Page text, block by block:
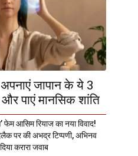
अपनाएं जापान के ये 3
पाएं मानसिक शांति
फेम आसिम रियाज का नया विवाद!
पर की अभद्र टिप्पणी, अभिनव
करारा जवाब